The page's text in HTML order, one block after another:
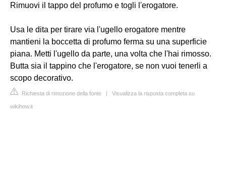
Rimuovi il tappo del profumo e togli l'erogatore.
Usa le dita per tirare via l'ugello erogatore mentre
mantieni la boccetta di profumo ferma su una superficie
piana. Metti l'ugello da parte, una volta che l'hai rimosso.
Butta sia il tappino che l'erogatore, se non vuoi tenerli a
scopo decorativo.
Richiesta di rimozione della fonte | Visualizza la risposta completa su
wikihow.it